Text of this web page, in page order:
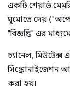
একটি শেয়ার্ড
ঘুমোতে দেয়
"বিজ্ঞপ্তি" এর
চ্যানেল,
সিঙ্ক্রোনাইজেশন
করা হয়।